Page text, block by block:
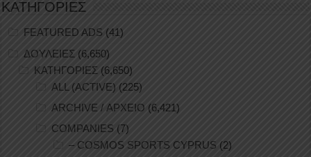
ΚΑΤΗΓΟΡΙΕΣ
FEATURED ADS (41)
ΔΟΥΛΕΙΕΣ (6,650)
ΚΑΤΗΓΟΡΙΕΣ (6,650)
ALL (ACTIVE) (225)
ARCHIVE / ΑΡΧΕΙΟ (6,421)
COMPANIES (7)
– COSMOS SPORTS CYPRUS (2)